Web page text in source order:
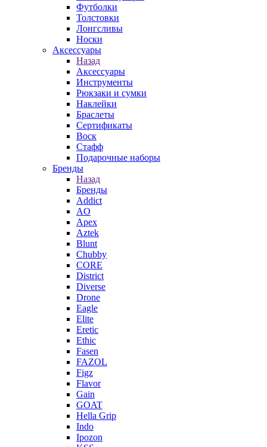
Футболки
Толстовки
Лонгсливы
Носки
Аксессуары
Назад
Аксессуары
Инструменты
Рюкзаки и сумки
Наклейки
Браслеты
Сертификаты
Воск
Стафф
Подарочные наборы
Бренды
Назад
Бренды
Addict
AO
Apex
Aztek
Blunt
Chubby
CORE
District
Diverse
Drone
Eagle
Elite
Eretic
Ethic
Fasen
FAZOL
Figz
Flavor
Gain
GOAT
Hella Grip
Indo
Ipozon